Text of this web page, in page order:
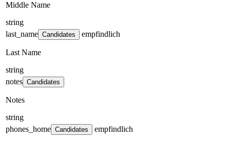
Middle Name
string
last_name Candidates empfindlich
Last Name
string
notes Candidates
Notes
string
phones_home Candidates empfindlich